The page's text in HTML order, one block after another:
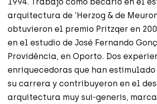
arquitectura de ‘Herzog & de
obtuvieron el premio Pritzqer en
en el estudio de José Fernando
Providência, en Oporto. Dos
enriquecedoras que han
su carrera y contribuyeron en el
arquitectura muy sui-generis,